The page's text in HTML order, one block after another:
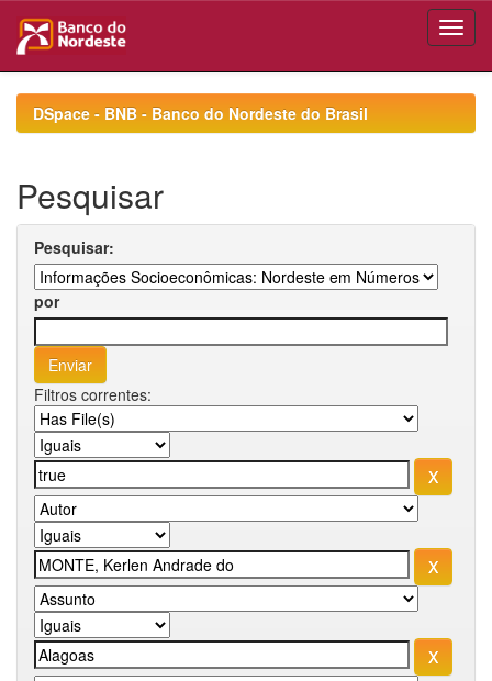
navigationDSpace - BNB - Banco do Nordeste do Brasil
Pesquisar
Pesquisar:
por
Filtros correntes: